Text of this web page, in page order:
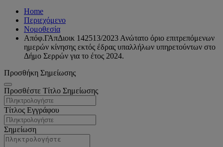
Home
Περιεχόμενο
Νομοθεσία
Απόφ.ΓΑπΔιοικ 142513/2023 Ανώτατο όριο επιτρεπόμενων
ημερών κίνησης εκτός έδρας υπαλλήλων υπηρετούντων στο
Δήμο Σερρών για το έτος 2024.
Προσθήκη Σημείωσης
Προσθέστε Τίτλο Σημείωσης
Τίτλος Εγγράφου
Σημείωση